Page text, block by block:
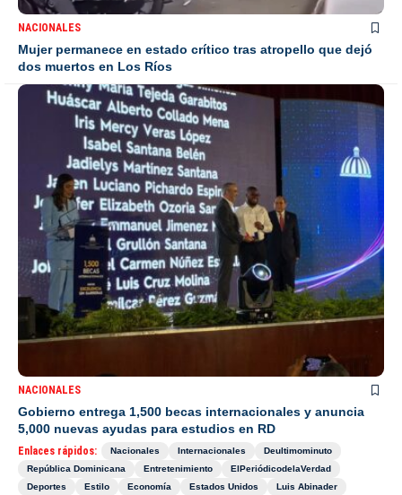
NACIONALES
Mujer permanece en estado crítico tras atropello que dejó
dos muertos en Los Ríos
NACIONALES
Gobierno entrega 1,500 becas internacionales y anuncia
5,000 nuevas ayudas para estudios en RD
Enlaces rápidos: Nacionales Internacionales
Deultimominuto
República Dominicana
Entretenimiento
ElPeriódicodelaVerdad
Deportes
Estilo Economía Estados Unidos
Luis Abinader